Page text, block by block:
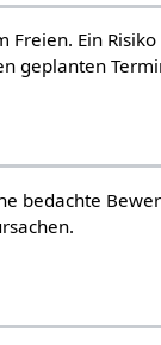
Ein
geplanten
bedachte